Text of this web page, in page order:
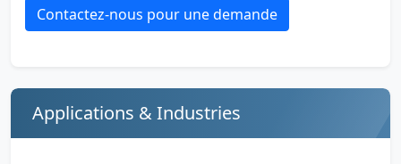
Contactez-nous pour une demande
Applications & Industries